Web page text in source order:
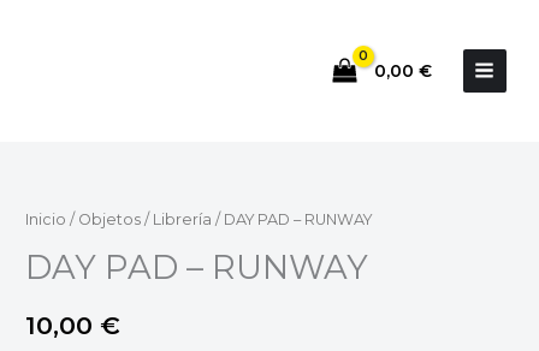
0,00 €
Inicio / Objetos / Librería / DAY PAD – RUNWAY
DAY PAD – RUNWAY
10,00 €
-
cantidad